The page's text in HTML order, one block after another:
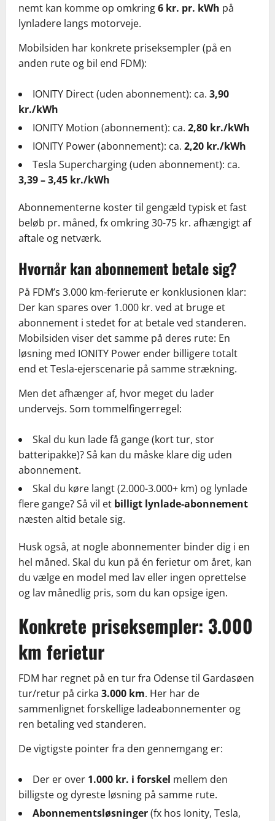
nemt kan komme op omkring6 kr. pr. kWh på
lynladere langs motorveje.
Mobilsiden har konkrete priseksempler (på en
anden rute og bil end FDM):
IONITY Direct (uden abonnement): ca. 3,90
kr./kWh
IONITY Motion (abonnement): ca. 2,80 kr./kWh
IONITY Power (abonnement): ca. 2,20 kr./kWh
Tesla Supercharging (uden abonnement): ca.
3,39 – 3,45 kr./kWh
Abonnementerne koster til gengæld typisk et fast
beløb pr. måned, fx omkring 30-75 kr. afhængigt af
aftale og netværk.
Hvornår kan abonnement betale sig?
På FDM’s 3.000 km-ferierute er konklusionen klar:
Der kan spares over 1.000 kr. ved at bruge et
abonnement i stedet for at betale ved standeren.
Mobilsiden viser det samme på deres rute: En
løsning med IONITY Power ender billigere totalt
end et Tesla-ejerscenarie på samme strækning.
Men det afhænger af, hvor meget du lader
undervejs. Som tommelfingerregel:
Skal du kun lade få gange (kort tur, stor
batteripakke)? Så kan du måske klare dig uden
abonnement.
Skal du køre langt (2.000-3.000+ km) og lynlade
flere gange? Så vil et billigt lynlade-abonnement
næsten altid betale sig.
Husk også, at nogle abonnementer binder dig i en
hel måned. Skal du kun på én ferietur om året, kan
du vælge en model med lav eller ingen oprettelse
og lav månedlig pris, som du kan opsige igen.
Konkrete priseksempler: 3.000
km ferietur
FDM har regnet på en tur fra Odense til Gardasøen
tur/retur på cirka 3.000 km. Her har de
sammenlignet forskellige ladeabonnementer og
ren betaling ved standeren.
De vigtigste pointer fra den gennemgang er:
Der er over 1.000 kr. i forskel mellem den
billigste og dyreste løsning på samme rute.
Abonnementsløsninger(fx hos Ionity, Tesla,